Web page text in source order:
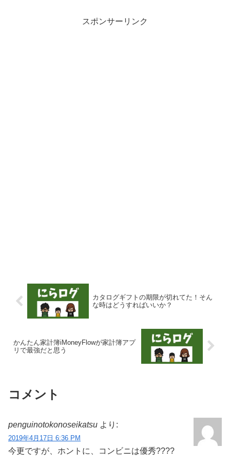
スポンサーリンク
カタログギフトの期限が切れてた！そん
な時はどうすればいいか？
かんたん家計簿iMoneyFlowが家計簿アプ
リで最強だと思う
コメント
penguinotokonoseikatsu より:
2019年4月17日 6:36 PM
今更ですが、ホントに、コンビニは優秀????